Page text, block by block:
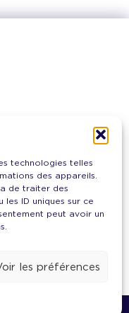
technologies telles
des appareils.
de traiter des
ID uniques sur ce
peut avoir un
les préférences